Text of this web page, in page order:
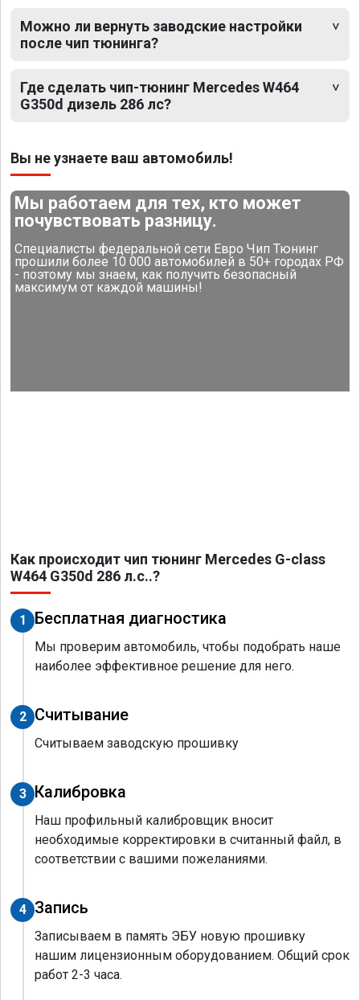
Можно ли вернуть заводские настройки
после чип тюнинга?
Где сделать чип-тюнинг Mercedes W464
G350d дизель 286 лс?
Вы не узнаете ваш автомобиль!
Мы работаем для тех, кто может
почувствовать разницу.
Специалисты федеральной сети Евро Чип Тюнинг
прошили более 10 000 автомобилей в 50+ городах РФ
- поэтому мы знаем, как получить безопасный
максимум от каждой машины!
Как происходит чип тюнинг Mercedes G-class
W464 G350d 286 л.с..?
1 Бесплатная диагностика
Мы проверим автомобиль, чтобы подобрать наше
наиболее эффективное решение для него.
2 Считывание
Считываем заводскую прошивку
3 Калибровка
Наш профильный калибровщик вносит
необходимые корректировки в считанный файл, в
соответствии с вашими пожеланиями.
4 Запись
Записываем в память ЭБУ новую прошивку
нашим лицензионным оборудованием. Общий срок
работ 2-3 часа.